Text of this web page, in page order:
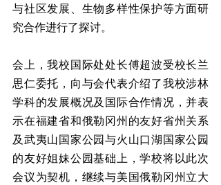
与社区发展、生物多样性保护等方面研
究合作进行了探讨。
会上，我校国际处处长傅超波受校长兰
思仁委托，向与会代表介绍了我校涉林
学科的发展概况及国际合作情况，并表
示在福建省和俄勒冈州的友好省州关系
及武夷山国家公园与火山口湖国家公园
的友好姐妹公园基础上，学校将以此次
会议为契机，继续与美国俄勒冈州立大